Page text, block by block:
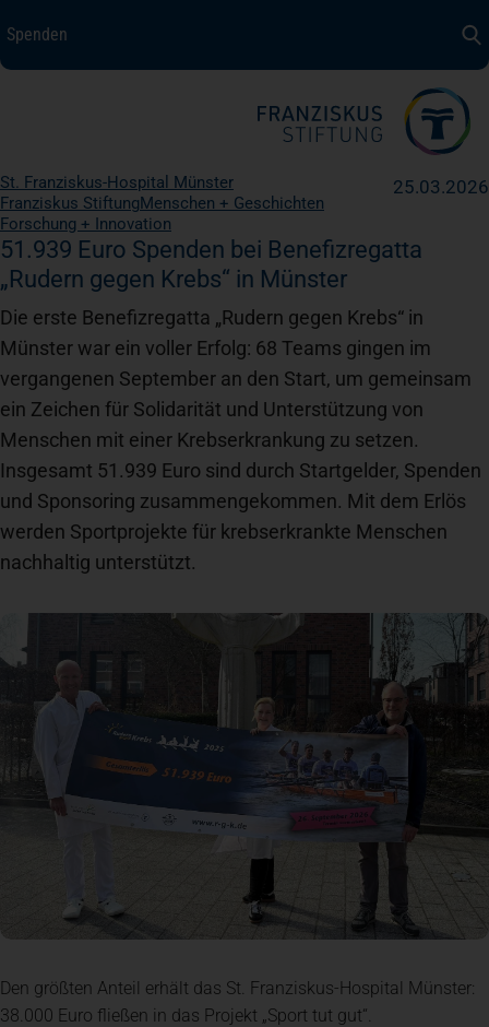
Spenden
Spenden
Medizin + Pflege
Patientensicherheit
Unsere Werte
Karriere
Newsroom
Veranstaltungen
Kontakt
St. Franziskus-Hospital Münster
Franziskus StiftungMenschen + Geschichten
Forschung + Innovation
25.03.2026
51.939 Euro Spenden bei Benefizregatta
„Rudern gegen Krebs“ in Münster
Die erste Benefizregatta „Rudern gegen Krebs“ in
Münster war ein voller Erfolg: 68 Teams gingen im
vergangenen September an den Start, um gemeinsam
ein Zeichen für Solidarität und Unterstützung von
Menschen mit einer Krebserkrankung zu setzen.
Insgesamt 51.939 Euro sind durch Startgelder, Spenden
und Sponsoring zusammengekommen. Mit dem Erlös
werden Sportprojekte für krebserkrankte Menschen
nachhaltig unterstützt.
Den größten Anteil erhält das St. Franziskus-Hospital Münster:
38.000 Euro fließen in das Projekt „Sport tut gut“.